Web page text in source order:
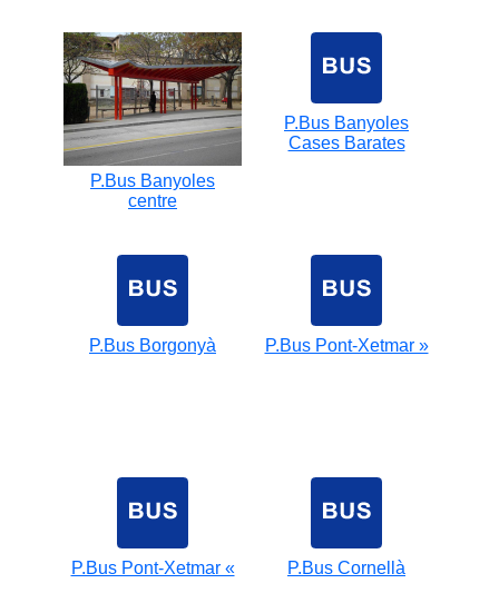
P.Bus Banyoles
centre
P.Bus Banyoles
Cases Barates
P.Bus Borgonyà P.Bus Pont-Xetmar »
P.Bus Pont-Xetmar « P.Bus Cornellà